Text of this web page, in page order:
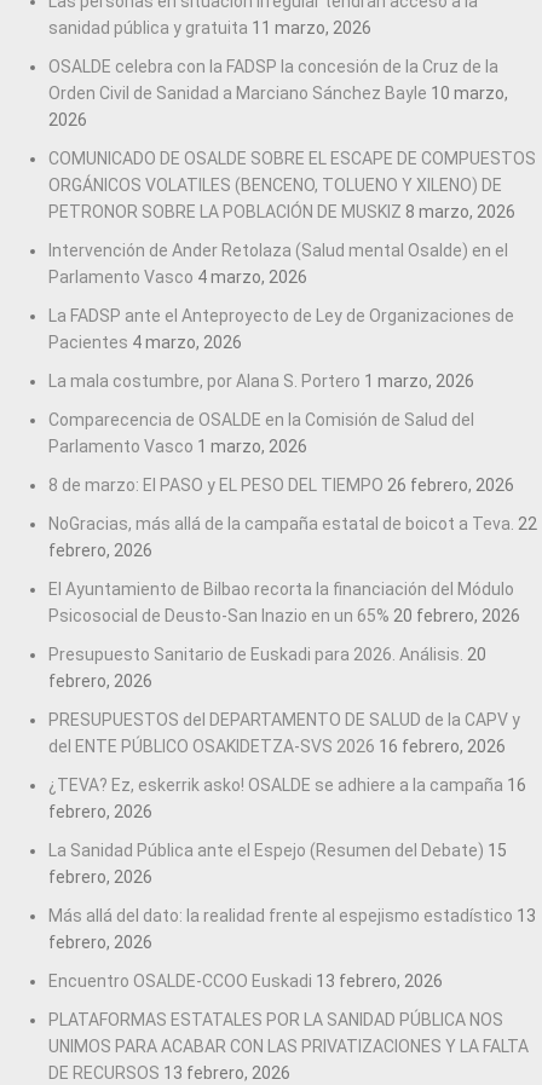
sanidad pública y gratuita 11 marzo, 2026
OSALDE celebra con la FADSP la concesión de la Cruz de la
Orden Civil de Sanidad a Marciano Sánchez Bayle 10 marzo,
2026
COMUNICADO DE OSALDE SOBRE EL ESCAPE DE COMPUESTOS
ORGÁNICOS VOLATILES (BENCENO, TOLUENO Y XILENO) DE
PETRONOR SOBRE LA POBLACIÓN DE MUSKIZ 8 marzo, 2026
Intervención de Ander Retolaza (Salud mental Osalde) en el
Parlamento Vasco 4 marzo, 2026
La FADSP ante el Anteproyecto de Ley de Organizaciones de
Pacientes 4 marzo, 2026
La mala costumbre, por Alana S. Portero 1 marzo, 2026
Comparecencia de OSALDE en la Comisión de Salud del
Parlamento Vasco 1 marzo, 2026
8 de marzo: El PASO y EL PESO DEL TIEMPO 26 febrero, 2026
NoGracias, más allá de la campaña estatal de boicot a Teva. 22
febrero, 2026
El Ayuntamiento de Bilbao recorta la financiación del Módulo
Psicosocial de Deusto-San Inazio en un 65% 20 febrero, 2026
Presupuesto Sanitario de Euskadi para 2026. Análisis. 20
febrero, 2026
PRESUPUESTOS del DEPARTAMENTO DE SALUD de la CAPV y
del ENTE PÚBLICO OSAKIDETZA-SVS 2026 16 febrero, 2026
¿TEVA? Ez, eskerrik asko! OSALDE se adhiere a la campaña 16
febrero, 2026
La Sanidad Pública ante el Espejo (Resumen del Debate) 15
febrero, 2026
Más allá del dato: la realidad frente al espejismo estadístico 13
febrero, 2026
Encuentro OSALDE-CCOO Euskadi 13 febrero, 2026
PLATAFORMAS ESTATALES POR LA SANIDAD PÚBLICA NOS
UNIMOS PARA ACABAR CON LAS PRIVATIZACIONES Y LA FALTA
DE RECURSOS 13 febrero, 2026